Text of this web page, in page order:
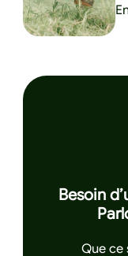
Besoin
Que ce